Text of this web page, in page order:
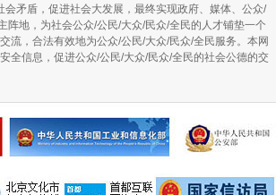
侵吞公款13万，颠沛流离20年
矛盾，促进社会大发展，最终实现政府、媒体、公众/
地，为社会公众/公民/大众/民众/全民的人才铺垫一个
流，合法有效地为公众/公民/大众/民众/全民服务。本网
全信息，促进公众/公民/大众/民众/全民的社会公德的交